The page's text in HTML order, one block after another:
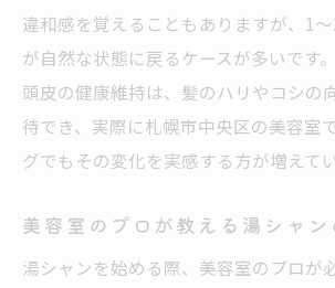
違和感を覚えることもありますが、1
が自然な状態に戻るケースが多いです
頭皮の健康維持は、髪のハリやコシの
待でき、実際に札幌市中央区の美容室
グでもその変化を実感する方が増えてい
美容室のプロが教える湯シャン
湯シャンを始める際、美容室のプロが